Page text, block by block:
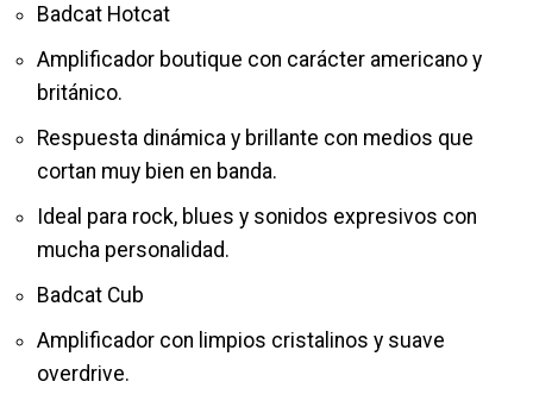
Badcat Hotcat
Amplificador boutique con carácter americano y
británico.
Respuesta dinámica y brillante con medios que
cortan muy bien en banda.
Ideal para rock, blues y sonidos expresivos con
mucha personalidad.
Badcat Cub
Amplificador con limpios cristalinos y suave
overdrive.